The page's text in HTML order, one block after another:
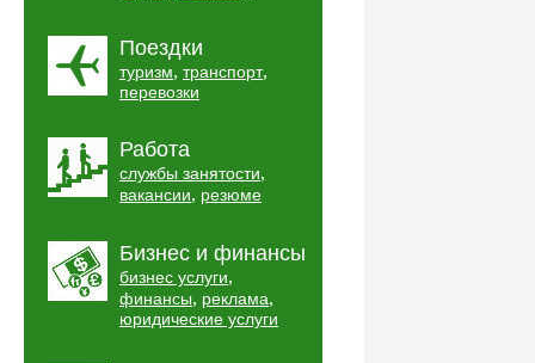
Поездки
туризм, транспорт,
перевозки
Работа
службы занятости,
вакансии, резюме
Бизнес и финансы
бизнес услуги,
финансы, реклама,
юридические услуги